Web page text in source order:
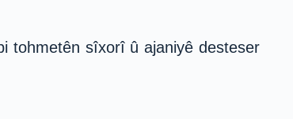
tohmetên sîxorî û ajaniyê desteser